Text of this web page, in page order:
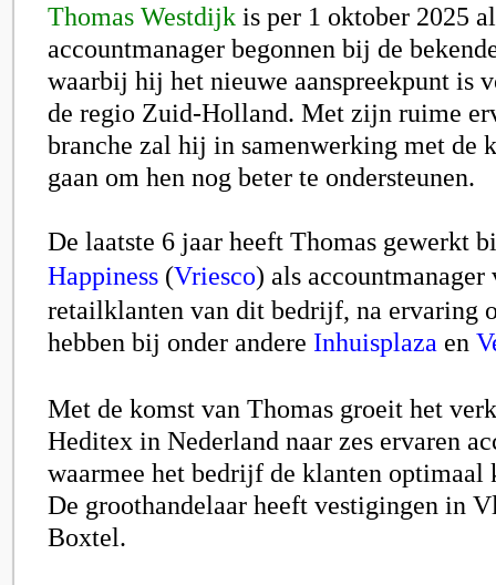
Thomas Westdijk is per 1 oktober 2025
accountmanager begonnen bij de
waarbij hij het nieuwe aanspreekpunt is
de regio Zuid-Holland. Met zijn ruime
branche zal hij in samenwerking met de
gaan om hen nog beter te ondersteunen.
De laatste 6 jaar heeft Thomas gewerkt
Happiness (Vriesco) als accountmanager
retailklanten van dit bedrijf, na ervaring
hebben bij onder andere Inhuisplaza en
Met de komst van Thomas groeit het
Heditex in Nederland naar zes ervaren
waarmee het bedrijf de klanten optimaal
De groothandelaar heeft vestigingen in
Boxtel.